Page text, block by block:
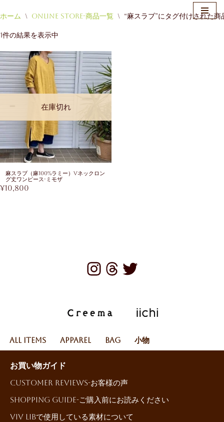
ン
テ
ン
ツ
へ
ッ
プ
ホーム \ Online Store-商品一覧 \ “麻スラブ”にタグ付けされた商
1件の結果を表示中
在庫切れ
麻スラブ（麻100%ラミー）Vネックロン
グ丈ワンピース-ミモザ
¥10,800
All Items Apparel Bag 小物
お買い物ガイド
Customer reviews-お客様の声
Shopping Guide-ご購入前にお読みください
ViV LiBで使用している素材について